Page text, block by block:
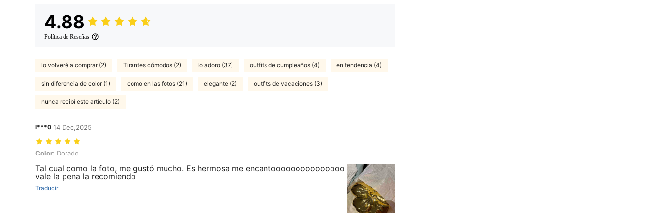
4.88
Política de Reseñas
lo volveré a comprar (2) Tirantes cómodos (2) lo adoro (37) outfits de cumpleaños (4) en tendencia (4)
sin diferencia de color (1) como en las fotos (21) elegante (2) outfits de vacaciones (3)
nunca recibí este artículo (2)
l***0 14 Dec,2025
Color: Dorado
Color: Dorado
Tal cual como la foto, me gustó mucho. Es hermosa me encantooooooooooooooo
vale la pena la recomiendo
Traducir